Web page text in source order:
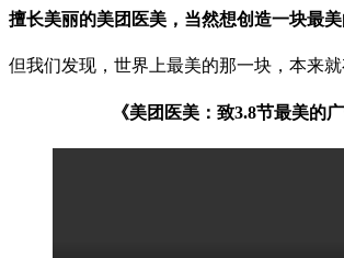
擅长美丽的美团医美，当然想创造一块最美
但我们发现，世界上最美的那一块，本来
《美团医美：致3.8节最美的广